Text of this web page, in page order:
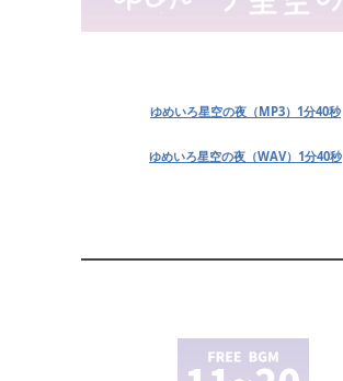
ゆめいろ星空の夜（MP3）1分40秒
ゆめいろ星空の夜（WAV）1分40秒